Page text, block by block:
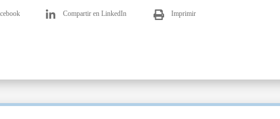
Compartir en LinkedIn Imprimir